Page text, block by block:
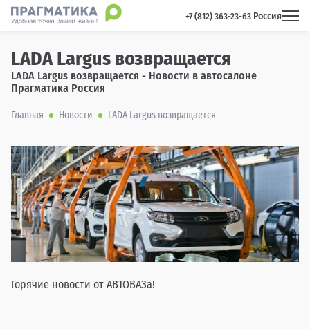
+7 (812) 363-23-63 Россия
LADA Largus возвращается
LADA Largus возвращается - Новости в автосалоне
Прагматика Россия
Главная Новости LADA Largus возвращается
Горячие новости от АВТОВАЗа!